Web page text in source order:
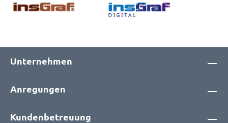
Unternehmen
Anregungen
Kundenbetreuung